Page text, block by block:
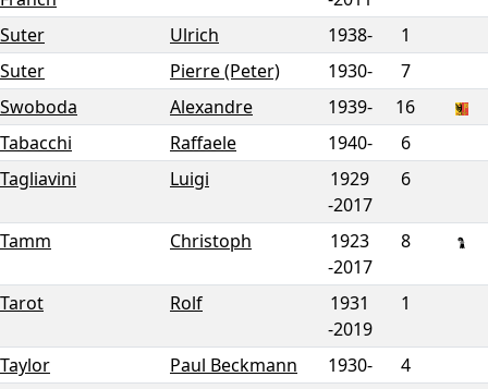
Suter
Ulrich 1938-
1
Suter
Pierre (Peter) 1930-
7
Swoboda
Alexandre 1939-
16
Tabacchi
Raffaele 1940-
6
Tagliavini
Luigi
1929
-2017
6
Tamm Christoph
1923
-2017
8
Tarot Rolf
1931
-2019
1
Taylor Paul Beckmann 1930-
4